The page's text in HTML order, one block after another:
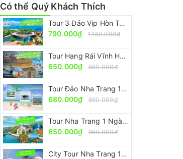
Có thể Quý Khách Thích
Tour 3 Đảo Vip Hòn Tằm Nha Trang [Trọn Gói – Ưu Đãi 30%]
790.000₫
1.150.000₫
Tour Hang Rái Vĩnh Hy - Vườn Nho - Đồng Cừu [ ĐẸP-RẺ-CHẤT]
650.000₫
850.000₫
Tour Đảo Nha Trang 1 Ngày Nên Đi Nhất [Trọn Gói – Ưu Đãi 30%]
680.000₫
860.000₫
Tour Nha Trang 1 Ngày Nổi Tiếng - Nên Đi Nhất [Ưu Đãi 30%]
650.000₫
950.000₫
City Tour Nha Trang 1 Ngày [Giá Rẻ - Chất Lượng - Giảm 30%]